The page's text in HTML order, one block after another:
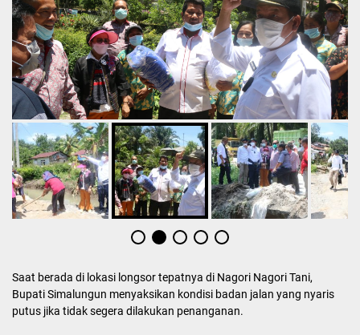
Saat berada di lokasi longsor tepatnya di Nagori Nagori Tani,
Bupati Simalungun menyaksikan kondisi badan jalan yang nyaris
putus jika tidak segera dilakukan penanganan.